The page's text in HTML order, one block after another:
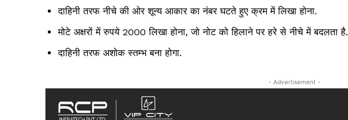
दाहिनी तरफ नीचे की ओर शून्‍य आकार का नंबर घटते हुए क्रम में लिखा होना.
मोटे अक्षरों में रुपये 2000 लिखा होना, जो नोट को हिलाने पर हरे से नीचे में बदलता है.
दाहिनी तरफ अशोक स्‍तम्‍भ बना होगा.
- Advertisement -